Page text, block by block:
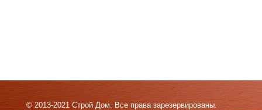
© 2013-2021 Строй Дом. Все права зарезервированы.